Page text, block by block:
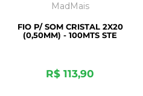
MadMais
FIO P/ SOM CRISTAL 2X20
(0,50MM) - 100MTS STE
R$ 113,90